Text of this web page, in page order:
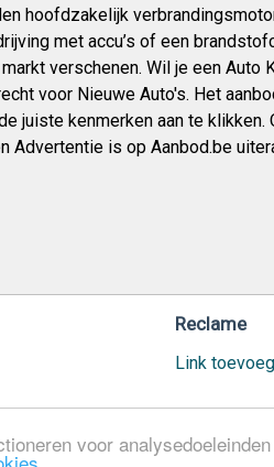
voor
hoofdzakelijk
met accu’s of een
verschenen. Wil je een Auto
voor Nieuwe Auto's. Het
juiste kenmerken aan te klikken.
Advertentie is op Aanbod.be
Reclame
Link